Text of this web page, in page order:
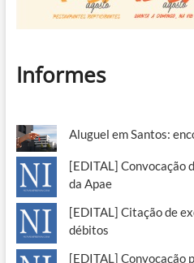
Informes
Aluguel em Santos:
[EDITAL] Convocação
da Apae
[EDITAL] Citação de
débitos
[EDITAL] Convocação